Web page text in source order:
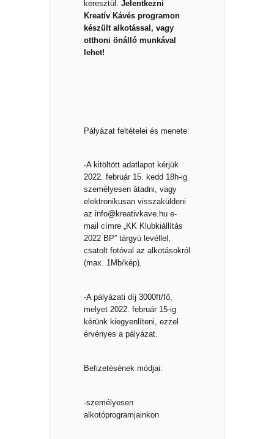
keresztül. Jelentkezni
Kreatív Kávés programon
készült alkotással, vagy
otthoni önálló munkával
lehet!
Pályázat feltételei és menete:
-A kitöltött adatlapot kérjük
2022. február 15. kedd 18h-ig
személyesen átadni, vagy
elektronikusan visszaküldeni
az info@kreativkave.hue-
mail címre „KK Klubkiállítás
2022 BP” tárgyú levéllel,
csatolt fotóval az alkotásokról
(max. 1Mb/kép).
-A pályázati díj 3000ft/fő,
melyet 2022. február 15-ig
kérünk kiegyenlíteni, ezzel
érvényes a pályázat.
Befizetésének módjai:
-személyesen
alkotóprogramjainkon